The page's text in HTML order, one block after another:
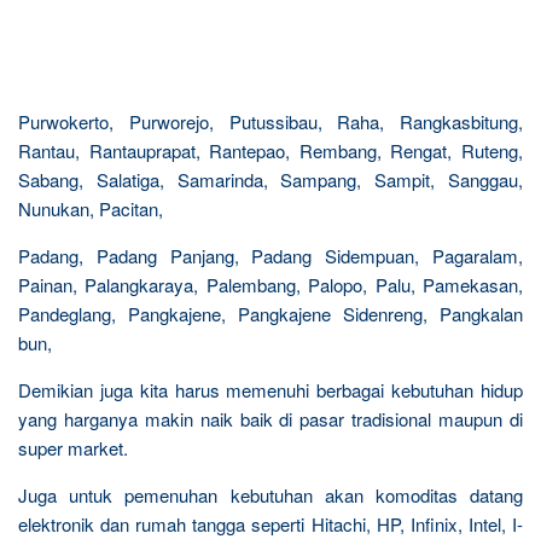
Purwokerto, Purworejo, Putussibau, Raha, Rangkasbitung,
Rantau, Rantauprapat, Rantepao, Rembang, Rengat, Ruteng,
Sabang, Salatiga, Samarinda, Sampang, Sampit, Sanggau,
Nunukan, Pacitan,
Padang, Padang Panjang, Padang Sidempuan, Pagaralam,
Painan, Palangkaraya, Palembang, Palopo, Palu, Pamekasan,
Pandeglang, Pangkajene, Pangkajene Sidenreng, Pangkalan
bun,
Demikian juga kita harus memenuhi berbagai kebutuhan hidup
yang harganya makin naik baik di pasar tradisional maupun di
super market.
Juga untuk pemenuhan kebutuhan akan komoditas datang
elektronik dan rumah tangga seperti Hitachi, HP, Infinix, Intel, I-